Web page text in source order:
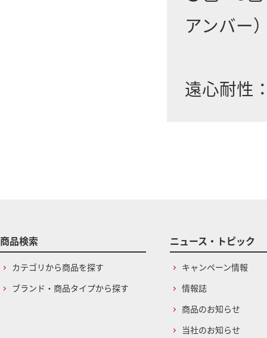
アンバー
遠心耐性
商品検索
カテゴリから商品を探す
ブランド・商品タイプから探す
ニュース・トピック
キャンペーン情報
情報誌
商品のお知らせ
当社のお知らせ